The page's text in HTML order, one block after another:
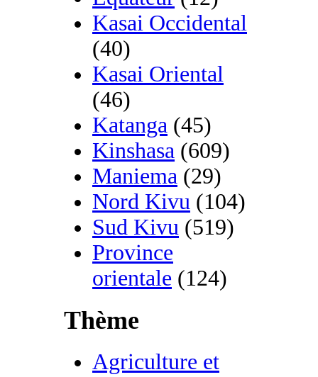
Kasai Occidental
(40)
Kasai Oriental
(46)
Katanga (45)
Kinshasa (609)
Maniema (29)
Nord Kivu (104)
Sud Kivu (519)
Province
orientale (124)
Thème
Agriculture et